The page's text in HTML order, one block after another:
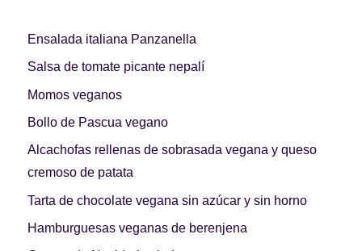
Días de fiesta Cocina de invierno
Las mejores recetas
Ensalada italiana Panzanella
Salsa de tomate picante nepalí
Momos veganos
Bollo de Pascua vegano
Alcachofas rellenas de sobrasada vegana y queso
cremoso de patata
Tarta de chocolate vegana sin azúcar y sin horno
Hamburguesas veganas de berenjena